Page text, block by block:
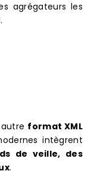
agrégateurs les
format XML
intègrent
de veille, des
.